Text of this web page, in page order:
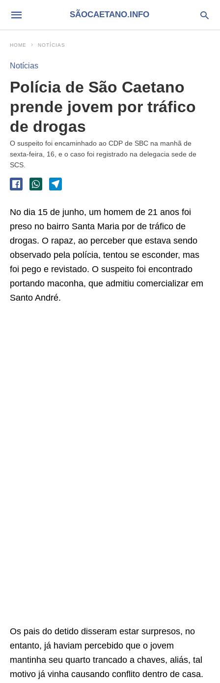
SÃOCAETANO.INFO
HOME NOTÍCIAS
Notícias
Polícia de São Caetano
prende jovem por tráfico
de drogas
O suspeito foi encaminhado ao CDP de SBC na manhã de
sexta-feira, 16, e o caso foi registrado na delegacia sede de
SCS.
No dia 15 de junho, um homem de 21 anos foi
preso no bairro Santa Maria por de tráfico de
drogas. O rapaz, ao perceber que estava sendo
observado pela polícia, tentou se esconder, mas
foi pego e revistado. O suspeito foi encontrado
portando maconha, que admitiu comercializar em
Santo André.
Os pais do detido disseram estar surpresos, no
entanto, já haviam percebido que o jovem
mantinha seu quarto trancado a chaves, aliás, tal
motivo já vinha causando conflito dentro de casa.